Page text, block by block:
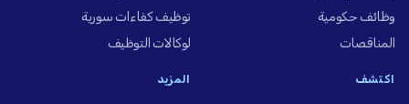
وظائف حكومية
المناقصات
توظيف كفاءات سورية
لوكالات التوظيف
اكتشف المزيد